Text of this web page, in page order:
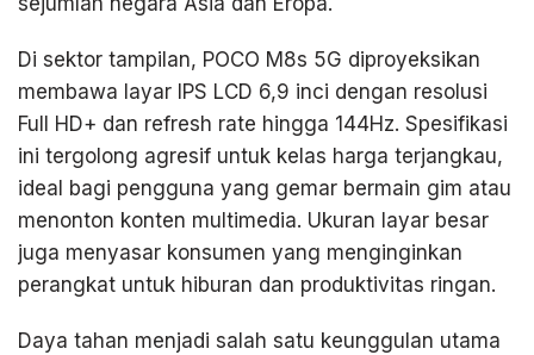
Di sektor tampilan, POCO M8s 5G diproyeksikan
membawa layar IPS LCD 6,9 inci dengan resolusi
Full HD+ dan refresh rate hingga 144Hz. Spesifikasi
ini tergolong agresif untuk kelas harga terjangkau,
ideal bagi pengguna yang gemar bermain gim atau
menonton konten multimedia. Ukuran layar besar
juga menyasar konsumen yang menginginkan
perangkat untuk hiburan dan produktivitas ringan.
Daya tahan menjadi salah satu keunggulan utama